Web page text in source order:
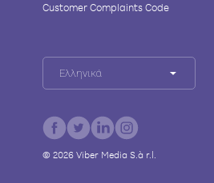
Customer Complaints Code
Ελληνικά
© 2026Viber Media S.à r.l.